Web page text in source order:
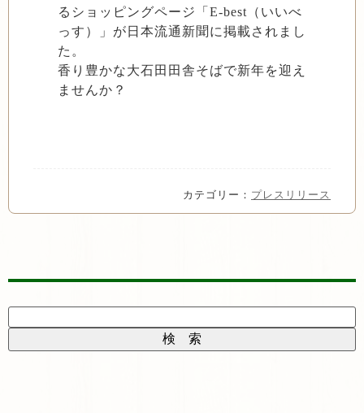
るショッピングページ「E-best（いいべ
っす）」が日本流通新聞に掲載されまし
た。
香り豊かな大石田田舎そばで新年を迎え
ませんか？
カテゴリー： プレスリリース